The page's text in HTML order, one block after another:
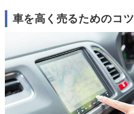
車を高く売るためのコツ